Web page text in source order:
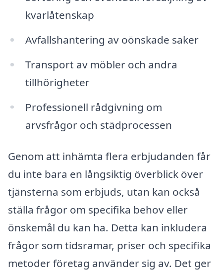
kvarlåtenskap
Avfallshantering av oönskade saker
Transport av möbler och andra
tillhörigheter
Professionell rådgivning om
arvsfrågor och städprocessen
Genom att inhämta flera erbjudanden får
du inte bara en långsiktig överblick över
tjänsterna som erbjuds, utan kan också
ställa frågor om specifika behov eller
önskemål du kan ha. Detta kan inkludera
frågor som tidsramar, priser och specifika
metoder företag använder sig av. Det ger